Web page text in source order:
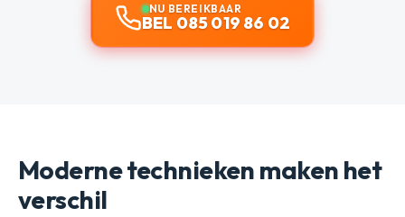
NU BEREIKBAAR
BEL 085 019 86 02
Moderne technieken maken het
verschil